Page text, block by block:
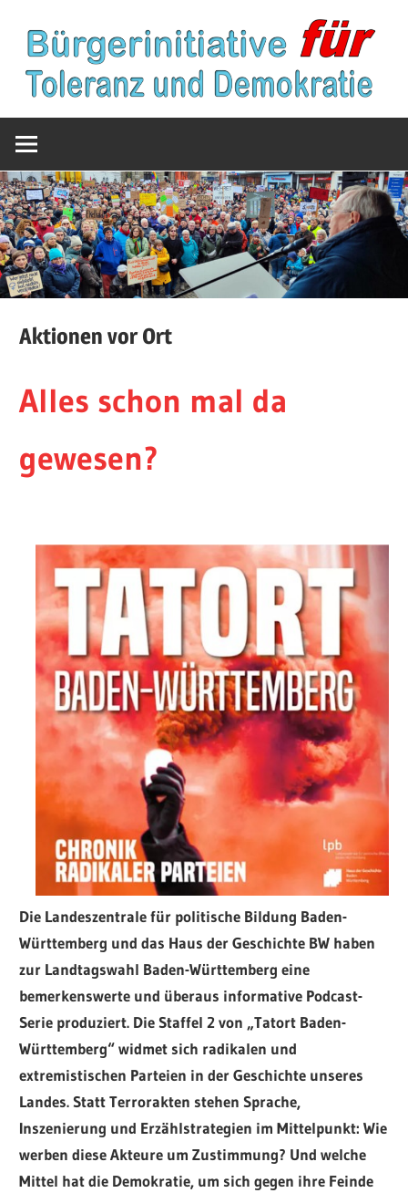
Inhalt
Toleranz
und
Demokratie
für
und
Demokratie
Aktionen vor Ort
Alles schon mal da
gewesen?
Die Landeszentrale für politische Bildung Baden-
Württemberg und das Haus der Geschichte BW haben
zur Landtagswahl Baden-Württemberg eine
bemerkenswerte und überaus informative Podcast-
Serie produziert. Die Staffel 2 von „Tatort Baden-
Württemberg“ widmet sich radikalen und
extremistischen Parteien in der Geschichte unseres
Landes. Statt Terrorakten stehen Sprache,
Inszenierung und Erzählstrategien im Mittelpunkt: Wie
werben diese Akteure um Zustimmung? Und welche
Mittel hat die Demokratie, um sich gegen ihre Feinde